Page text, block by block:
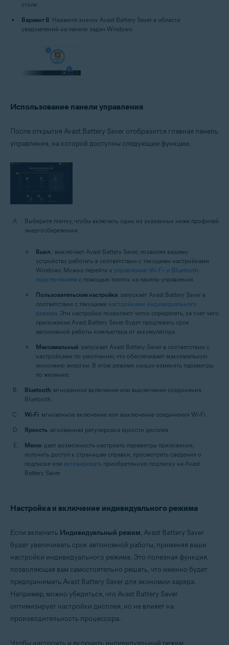
столе.
Вариант B. Нажмите значок Avast Battery Saver в области
уведомлений на панели задач Windows.
Использование панели управления
После открытия Avast Battery Saver отобразится главная панель
управления, на которой доступны следующие функции.
Выберите плитку, чтобы включить один из указанных ниже профилей
энергосбережения.
Выкл. : выключает Avast Battery Saver, позволяя вашему
устройству работать в соответствии с текущими настройками
Windows. Можно перейти к управлению Wi-Fi- и Bluetooth-
подключением с помощью плиток на панели управления.
Пользовательские настройки: запускает Avast Battery Saver в
соответствии с текущими настройками индивидуального
режима . Эти настройки позволяют четко определять, за счет чего
приложение Avast Battery Saver будет продлевать срок
автономной работы компьютера от аккумулятора.
Максимальный: запускает Avast Battery Saver в соответствии с
настройками по умолчанию, что обеспечивает максимальную
экономию энергии. В этом режиме нельзя изменять параметры
по желанию.
Bluetooth: мгновенное включение или выключение соединения
Bluetooth.
Wi-Fi: мгновенное включение или выключение соединения Wi-Fi.
Яркость: мгновенная регулировка яркости дисплея.
Меню: дает возможность настроить параметры приложения,
получить доступ к страницам справки, просмотреть сведения о
подписке или активировать приобретенную подписку на Avast
Battery Saver.
Настройка и включение индивидуального режима
Если включить Индивидуальный режим, Avast Battery Saver
будет увеличивать срок автономной работы, применяя ваши
настройки индивидуального режима. Это полезная функция,
позволяющая вам самостоятельно решать, что именно будет
предпринимать Avast Battery Saver для экономии заряда.
Например, можно убедиться, что Avast Battery Saver
оптимизирует настройки дисплея, но не влияет на
производительность процессора.
Чтобы настроить и включить индивидуальный режим,